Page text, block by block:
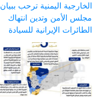
الخارجية اليمنية ترحب ببيان
مجلس الأمن وتدين انتهاك
الطائرات الإيرانية للسيادة